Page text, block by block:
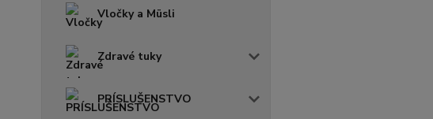
Vločky a Müsli
Zdravé tuky
PRÍSLUŠENSTVO